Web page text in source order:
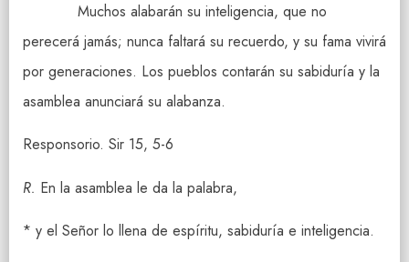
Muchos alabarán su inteligencia, que no
perecerá jamás; nunca faltará su recuerdo, y su fama vivirá
por generaciones. Los pueblos contarán su sabiduría y la
asamblea anunciará su alabanza.
Responsorio. Sir 15, 5-6
R. En la asamblea le da la palabra,
* y el Señor lo llena de espíritu, sabiduría e inteligencia.